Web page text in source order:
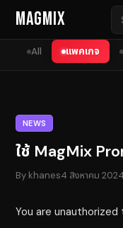
Skip to content
MagMix
All แพคเกจ
NEWS
ใช้ MagMix
By khanes4 สิงหาคม 2024
You are